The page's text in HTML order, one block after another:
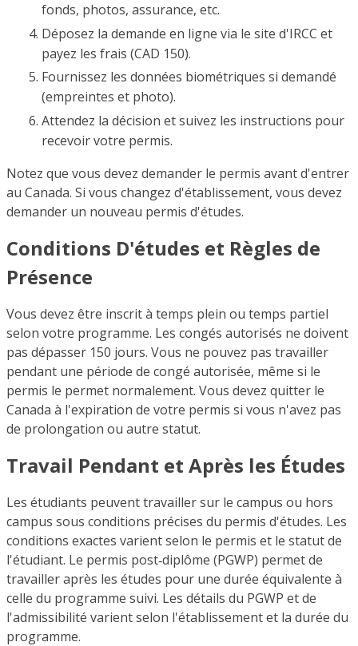
fonds, photos, assurance, etc.
Déposez la demande en ligne via le site d'IRCC et
payez les frais (CAD 150).
Fournissez les données biométriques si demandé
(empreintes et photo).
Attendez la décision et suivez les instructions pour
recevoir votre permis.
Notez que vous devez demander le permis avant d'entrer
au Canada. Si vous changez d'établissement, vous devez
demander un nouveau permis d'études.
Conditions D'études et Règles de
Présence
Vous devez être inscrit à temps plein ou temps partiel
selon votre programme. Les congés autorisés ne doivent
pas dépasser 150 jours. Vous ne pouvez pas travailler
pendant une période de congé autorisée, même si le
permis le permet normalement. Vous devez quitter le
Canada à l'expiration de votre permis si vous n'avez pas
de prolongation ou autre statut.
Travail Pendant et Après les Études
Les étudiants peuvent travailler sur le campus ou hors
campus sous conditions précises du permis d'études. Les
conditions exactes varient selon le permis et le statut de
l'étudiant. Le permis post‑diplôme (PGWP) permet de
travailler après les études pour une durée équivalente à
celle du programme suivi. Les détails du PGWP et de
l'admissibilité varient selon l'établissement et la durée du
programme.